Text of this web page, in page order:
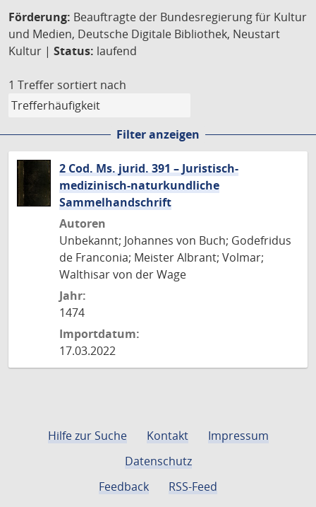
Förderung: Beauftragte der Bundesregierung für Kultur
und Medien, Deutsche Digitale Bibliothek, Neustart
Kultur | Status: laufend
1 Treffer sortiert nach
Filter anzeigen
2 Cod. Ms. jurid. 391 – Juristisch-
medizinisch-naturkundliche
Sammelhandschrift
Autoren
Unbekannt; Johannes von Buch; Godefridus
de Franconia; Meister Albrant; Volmar;
Walthisar von der Wage
Jahr:
1474
Importdatum:
17.03.2022
Hilfe zur Suche Kontakt
Impressum
Datenschutz
Feedback
RSS-Feed